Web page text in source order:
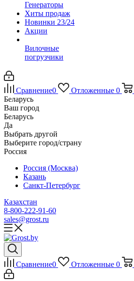
Генераторы
Хиты продаж
Новинки 23/24
Акции
Вилочные
погрузчики
Сравнение0 Отложенные 0
Беларусь
Ваш город
Беларусь
Да
Выбрать другой
Выберите город/страну
Россия
Россия (Москва)
Казань
Санкт-Петербург
Казахстан
8-800-222-91-60
sales@grost.ru
Сравнение0 Отложенные 0